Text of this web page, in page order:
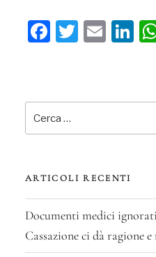
770
l’omesso
di
certificate”
Fa
ok
T
er
E
Li
dI
Cerca:
ARTICOLI RECENTI
Documenti medici
Cassazione ci dà ragione